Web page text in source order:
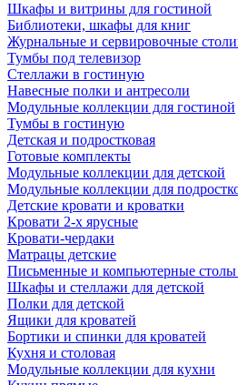
Шкафы и витрины для гостиной
Библиотеки, шкафы для книг
Журнальные и сервировочные
Тумбы под телевизор
Стеллажи в гостиную
Навесные полки и антресоли
Модульные коллекции для гостиной
Тумбы в гостиную
Детская и подростковая
Готовые комплекты
Модульные коллекции для детской
Модульные коллекции для
Детские кровати и кроватки
Кровати 2-х ярусные
Кровати-чердаки
Матрацы детские
Письменные и компьютерные столы
Шкафы и стеллажи для детской
Полки для детской
Ящики для кроватей
Бортики и спинки для кроватей
Кухня и столовая
Модульные коллекции для кухни